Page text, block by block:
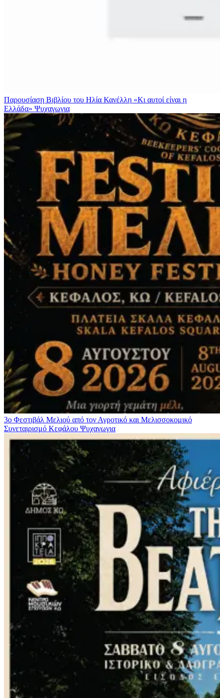
Παρουσίαση Βιβλίου του Ηλία Κανέλλη «Κι αυτοί είναι η
Ελλάδα» Ψυχαγωγια
3ο Φεστιβάλ Μελιού από τον Αγροτικό και Μελισσοκομικό
Συνεταιρισμό Κεφάλου Ψυχαγωγια